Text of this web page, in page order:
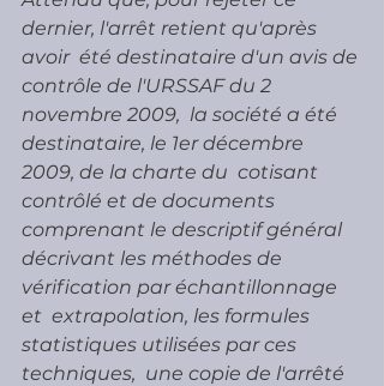
dernier, l'arrêt retient qu'après
avoir  été destinataire d'un avis de
contrôle de l'URSSAF du 2
novembre 2009,  la société a été
destinataire, le 1er décembre
2009, de la charte du  cotisant
contrôlé et de documents
comprenant le descriptif général
décrivant les méthodes de
vérification par échantillonnage
et  extrapolation, les formules
statistiques utilisées par ces
techniques,  une copie de l'arrêté